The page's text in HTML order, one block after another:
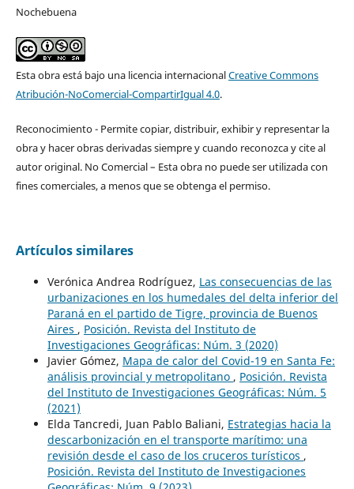
Nochebuena
Esta obra está bajo una licencia internacionalCreative Commons
Atribución-NoComercial-CompartirIgual 4.0.
Reconocimiento - Permite copiar, distribuir, exhibir y representar la
obra y hacer obras derivadas siempre y cuando reconozca y cite al
autor original. No Comercial – Esta obra no puede ser utilizada con
fines comerciales, a menos que se obtenga el permiso.
Artículos similares
Verónica Andrea Rodríguez, Las consecuencias de las
urbanizaciones en los humedales del delta inferior del
Paraná en el partido de Tigre, provincia de Buenos
Aires , Posición. Revista del Instituto de
Investigaciones Geográficas: Núm. 3 (2020)
Javier Gómez, Mapa de calor del Covid-19 en Santa Fe:
análisis provincial y metropolitano , Posición. Revista
del Instituto de Investigaciones Geográficas: Núm. 5
(2021)
Elda Tancredi, Juan Pablo Baliani, Estrategias hacia la
descarbonización en el transporte marítimo: una
revisión desde el caso de los cruceros turísticos ,
Posición. Revista del Instituto de Investigaciones